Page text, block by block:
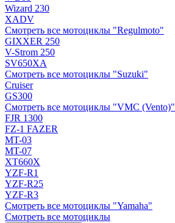
Wizard 230
XADV
Смотреть все мотоциклы "Regulmoto"
GIXXER 250
V-Strom 250
SV650XA
Смотреть все мотоциклы "Suzuki"
Cruiser
GS300
Смотреть все мотоциклы "VMC (Vento)"
FJR 1300
FZ-1 FAZER
MT-03
MT-07
XT660X
YZF-R1
YZF-R25
YZF-R3
Смотреть все мотоциклы "Yamaha"
Смотреть все мотоциклы